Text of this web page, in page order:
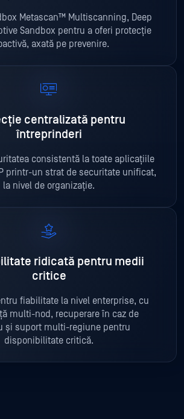
Metascan™ Multiscanning, Deep
Sandbox pentru a oferi protecție
axată pe prevenire.
centralizată pentru
întreprinderi
consistentă la toate aplicațiile
printr-un strat de securitate unificat,
la nivel de organizație.
ridicată pentru medii
critice
fiabilitate la nivel enterprise, cu
multi-nod, recuperare în caz de
și suport multi-regiune pentru
disponibilitate critică.